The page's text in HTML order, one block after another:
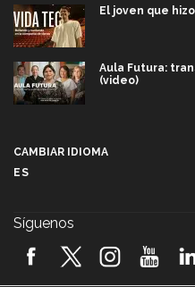
El joven que
Aula Futura:
(video)
2026! (video)
CAMBIAR IDIOMA
ES
Síguenos